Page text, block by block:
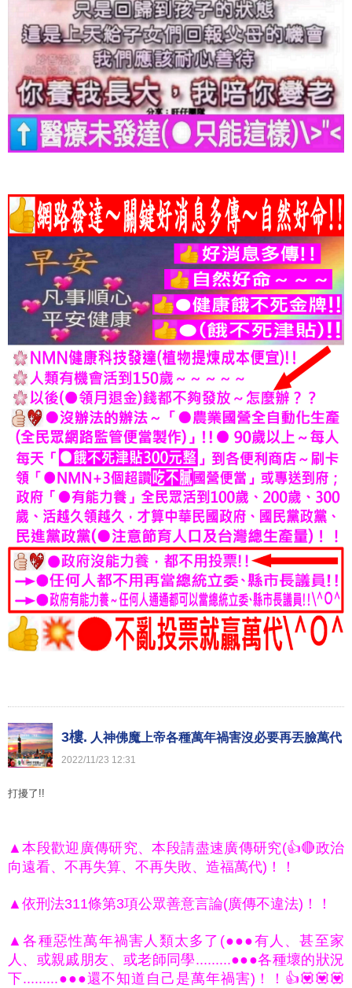
3樓. 人神佛魔上帝各種萬年禍害沒必要再丟臉萬代
2022/11 /23 12:31
打擾了!!
▲本段歡迎廣傳研究、本段請盡速廣傳研究(👍🔴政治
向遠看、不再失算、不再失敗、造福萬代)！！
▲依刑法311條第3項公眾善意言論(廣傳不違法)！！
▲各種惡性萬年禍害人類太多了(●●●有人、甚至家
人、或親戚朋友、或老師同學.........●●●各種壞的狀況
下.........●●●還不知道自己是萬年禍害)！！👍💟💟💟